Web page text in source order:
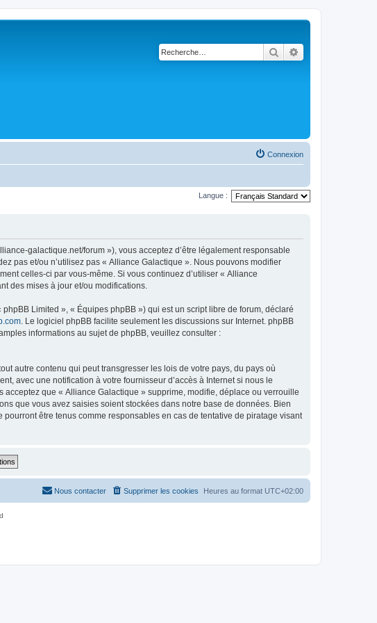
Rechercher
Connexion
Langue :
galactique.net/forum »), vous acceptez d’être légalement responsable
pas et/ou n’utilisez pas « Alliance Galactique ». Nous pouvons modifier
celles-ci par vous-même. Si vous continuez d’utiliser « Alliance
des mises à jour et/ou modifications.
Limited », « Équipes phpBB ») qui est un script libre de forum, déclaré
. Le logiciel phpBB facilite seulement les discussions sur Internet. phpBB
informations au sujet de phpBB, veuillez consulter :
autre contenu qui peut transgresser les lois de votre pays, du pays où
avec une notification à votre fournisseur d’accès à Internet si nous le
que « Alliance Galactique » supprime, modifie, déplace ou verrouille
que vous avez saisies soient stockées dans notre base de données. Bien
être tenus comme responsables en cas de tentative de piratage visant
Heures au format UTC+02:00
Supprimer les cookies
Nous contacter